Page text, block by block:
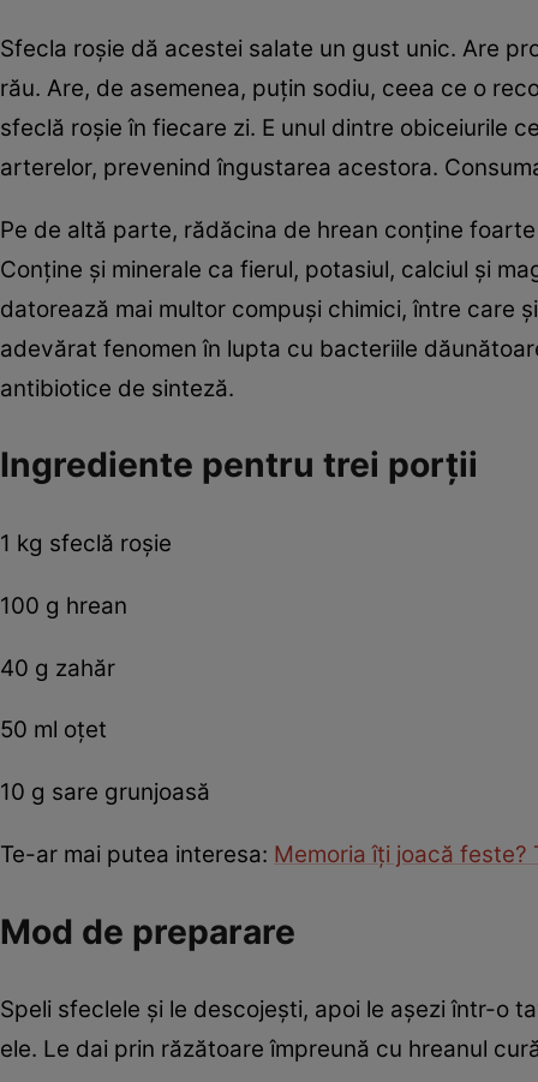
Sfecla roşie dă acestei salate un gust unic. Are
rău. Are, de asemenea, puţin sodiu, ceea ce o
sfeclă roşie în fiecare zi. E unul dintre obiceiurile
arterelor, prevenind îngustarea acestora.
Pe de altă parte, rădăcina de hrean conţine
Conţine şi minerale ca fierul, potasiul, calciul şi
datorează mai multor compuşi chimici, între care
adevărat fenomen în lupta cu bacteriile
antibiotice de sinteză.
Ingrediente pentru trei porţii
1 kg sfeclă roșie
100 g hrean
40 g zahăr
50 ml oțet
10 g sare grunjoasă
Te-ar mai putea interesa: Memoria îţi joacă
Mod de preparare
Speli sfeclele și le descojești, apoi le așezi într-o
ele. Le dai prin răzătoare împreună cu hreanul